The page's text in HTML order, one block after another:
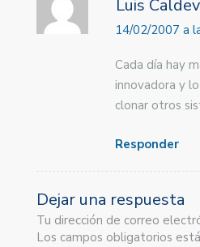
Luis
14/02/2007 a
Cada día hay
innovadora y
clonar otros
Responder
Dejar una respuesta
Tu dirección de correo
Los campos obligatorios